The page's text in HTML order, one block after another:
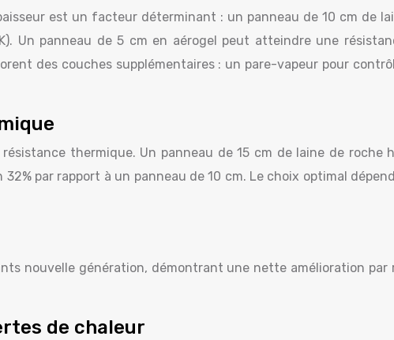
est un facteur déterminant : un panneau de 10 cm de
Un panneau de 5 cm en aérogel peut atteindre une
des couches supplémentaires : un pare-vapeur pour
thermique. Un panneau de 15 cm de laine de
par rapport à un panneau de 10 cm. Le choix optimal
nouvelle génération, démontrant une nette amélioration
de chaleur